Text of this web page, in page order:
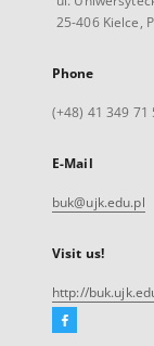
25-406 Kielce,
Phone
(+48) 41 349 71
E-Mail
buk@ujk.edu.pl
Visit us!
http://
Facebook